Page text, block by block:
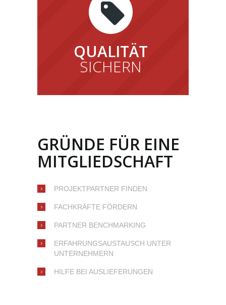
QUALITÄT
SICHERN
GRÜNDE FÜR EINE
MITGLIEDSCHAFT
PROJEKTPARTNER FINDEN
FACHKRÄFTE FÖRDERN
PARTNER BENCHMARKING
ERFAHRUNGSAUSTAUSCH UNTER
UNTERNEHMERN
HILFE BEI AUSLIEFERUNGEN